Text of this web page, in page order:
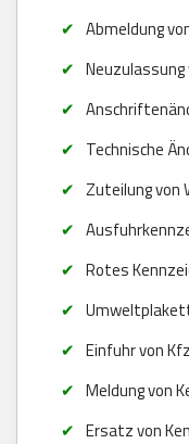
Abmeldung
Neuzulassung
Technische
Zuteilung von
Rotes
Einfuhr von
Meldung von
Ersatz von